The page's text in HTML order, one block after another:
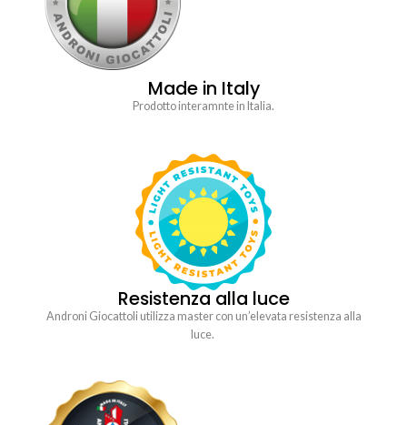
Made in Italy
Prodotto interamnte in Italia.
Resistenza alla luce
Androni Giocattoli utilizza master con un’elevata resistenza alla
luce.